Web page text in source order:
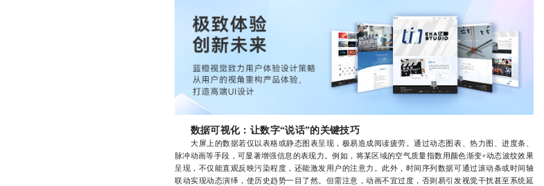
数据可视化：让数字“说话”的关键技巧
大屏上的数据若仅以表格或静态图表呈现，极易造成阅读疲劳。通过动态图表、热力图、进度条、
脉冲动画等手段，可显著增强信息的表现力。例如，将某区域的空气质量指数用颜色渐变+动态波纹效果
呈现，不仅能直观反映污染程度，还能激发用户的注意力。此外，时间序列数据可通过滚动条或时间轴
联动实现动态演绎，使历史趋势一目了然。但需注意，动画不宜过度，否则易引发视觉干扰甚至系统延